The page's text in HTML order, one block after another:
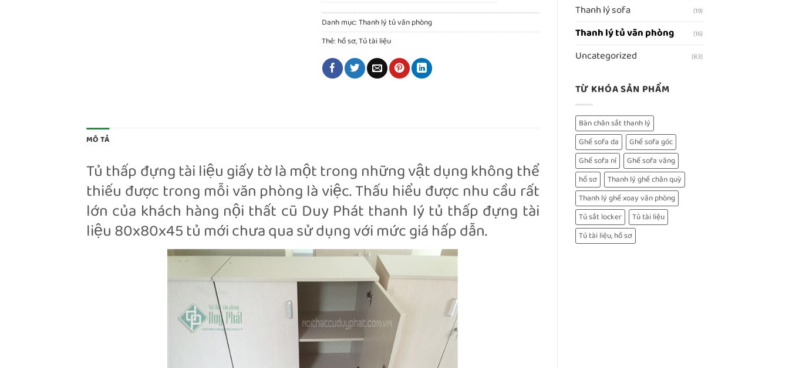
Thanh lý sofa (19)
Thanh lý tủ văn phòng (16)
Uncategorized (83)
TỪ KHÓA SẢN PHẨM
Bàn chân sắt thanh lý
Ghế sofa da
Ghế sofa góc
Ghế sofa nỉ
Ghế sofa văng
hồ sơ
Thanh lý ghế chân quỳ
Thanh lý ghế xoay văn phòng
Tủ sắt locker
Tủ tài liệu
Tủ tài liệu, hồ sơ
Danh mục:Thanh lý tủ văn phòng
Thẻ: hồ sơ,Tủ tài liệu
MÔ TẢ
Tủ thấp đựng tài liệu giấy tờ là một trong những vật dụng không thể
thiếu được trong mỗi văn phòng là việc. Thấu hiểu được nhu cầu rất
lớn của khách hàng nội thất cũ Duy Phát thanh lý tủ thấp đựng tài
liệu 80x80x45 tủ mới chưa qua sử dụng với mức giá hấp dẫn.